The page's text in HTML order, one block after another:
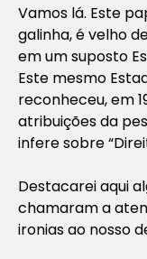
Vamos lá. Este
galinha, é velho
em um suposto
Este mesmo
reconheceu, em
atribuições da
infere sobre
Destacarei aqui
chamaram a
ironias ao nosso